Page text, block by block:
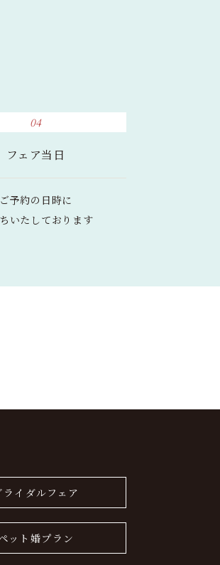
04
フェア当日
ご予約の日時に
いたしております
ライダルフェア
ット婚プラン